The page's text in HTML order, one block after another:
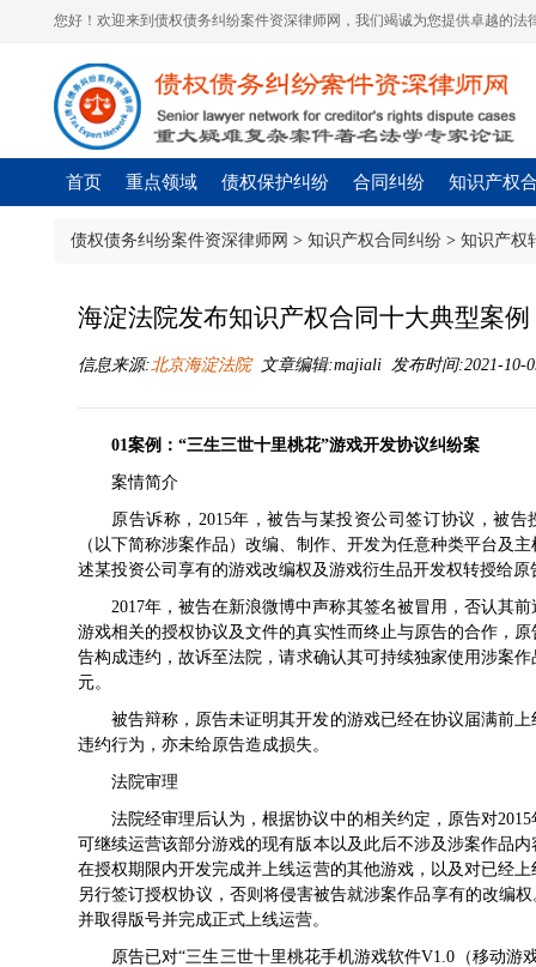
您好！欢迎来到债权债务纠纷案件资深律师网，我们竭诚为您提供卓越的法
首页 重点领域 债权保护纠纷 合同纠纷 知识产权
债权债务纠纷案件资深律师网 > 知识产权合同纠纷 > 知识产权
海淀法院发布知识产权合同十大典型案例
信息来源:北京海淀法院文章编辑:majiali 发布时间:2021-10-
01案例： “三生三世十里桃花”游戏开发协议纠纷案
案情简介
原告诉称，2015年，被告与某投资公司签订协议，被
（以下简称涉案作品）改编、制作、开发为任意种类平台及
述某投资公司享有的游戏改编权及游戏衍生品开发权转授给
2017年，被告在新浪微博中声称其签名被冒用，否认其
游戏相关的授权协议及文件的真实性而终止与原告的合作，
告构成违约，故诉至法院，请求确认其可持续独家使用涉案
元。
被告辩称，原告未证明其开发的游戏已经在协议届满前
违约行为，亦未给原告造成损失。
法院审理
法院经审理后认为，根据协议中的相关约定，原告对
可继续运营该部分游戏的现有版本以及此后不涉及涉案作品
在授权期限内开发完成并上线运营的其他游戏，以及对已经
另行签订授权协议，否则将侵害被告就涉案作品享有的改编
并取得版号并完成正式上线运营。
原告已对“三生三世十里桃花手机游戏软件V1.0（移动